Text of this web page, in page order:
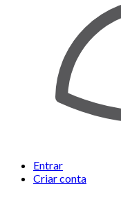
Entrar
Criar conta